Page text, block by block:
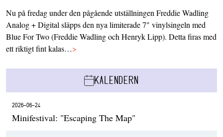
Nu på fredag under den pågående utställningen Freddie Wadling
Analog + Digital släpps den nya limiterade 7" vinylsingeln med
Blue For Two (Freddie Wadling och Henryk Lipp). Detta firas med
ett riktigt fint kalas…>
KALENDERN
2026-06-24
Minifestival: "Escaping The Map"